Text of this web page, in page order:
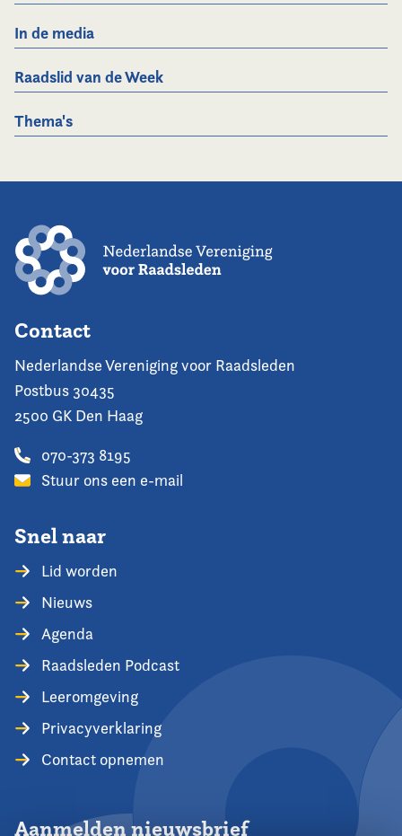
In de media
Raadslid van de Week
Thema's
Contact
Nederlandse Vereniging voor Raadsleden
Postbus 30435
2500 GK Den Haag
070-373 8195
Stuur ons een e-mail
Snel naar
Lid worden
Nieuws
Agenda
Raadsleden Podcast
Leeromgeving
Privacyverklaring
Contact opnemen
Aanmelden nieuwsbrief